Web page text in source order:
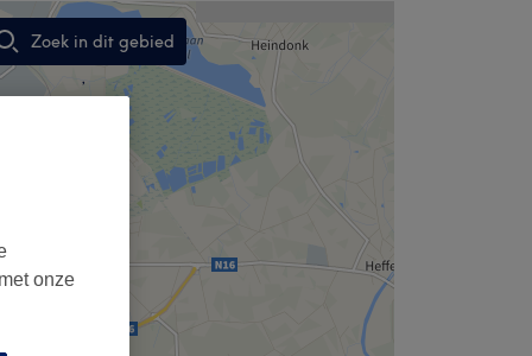
Zoek in dit gebied
,
onze